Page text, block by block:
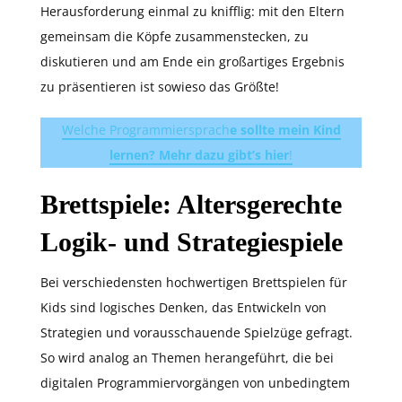
Herausforderung einmal zu knifflig: mit den Eltern
gemeinsam die Köpfe zusammenstecken, zu
diskutieren und am Ende ein großartiges Ergebnis
zu präsentieren ist sowieso das Größte!
Welche Programmiersprache sollte mein Kind
lernen? Mehr dazu gibt’s hier!
Brettspiele: Altersgerechte
Logik- und Strategiespiele
Bei verschiedensten hochwertigen Brettspielen für
Kids sind logisches Denken, das Entwickeln von
Strategien und vorausschauende Spielzüge gefragt.
So wird analog an Themen herangeführt, die bei
digitalen Programmiervorgängen von unbedingtem